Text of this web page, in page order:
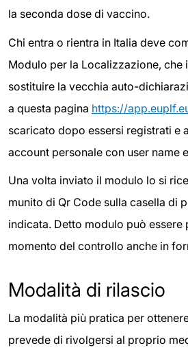
la seconda dose di vaccino.
Chi entra o rientra in Italia deve
Modulo per la Localizzazione, che
sostituire la vecchia auto-
a questa pagina https://
scaricato dopo essersi registrati e
account personale con user name
Una volta inviato il modulo lo si
munito di Qr Code sulla casella di
indicata. Detto modulo può essere
momento del controllo anche in
Modalità di rilascio
La modalità più pratica per
prevede di rivolgersi al proprio